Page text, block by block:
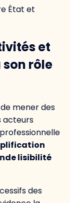
État et
et
rôle
mener des
acteurs
lisibilité
des